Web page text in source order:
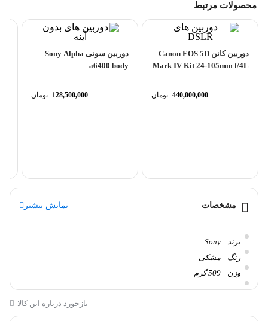
محصولات مرتبط
دوربین کانن Canon EOS 5D
Mark IV Kit 24-105mm f/4L
440,000,000 تومان
دوربین سونی Sony Alpha
a6400 body
128,500,000 تومان
مشخصات نمایش بیشتر
برند
Sony
رنگ
مشکی
وزن
509 گرم
ابعاد
124x71x60 میلیمتر
بازخورد درباره این کالا